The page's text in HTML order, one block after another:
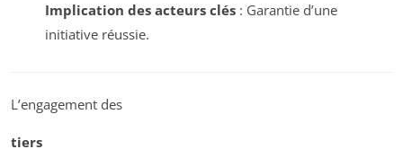
Implication des acteurs clés: Garantie d’une
initiative réussie.
L’engagement des
tiers